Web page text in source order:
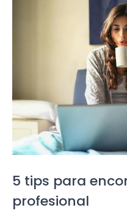
5 tips para
profesional